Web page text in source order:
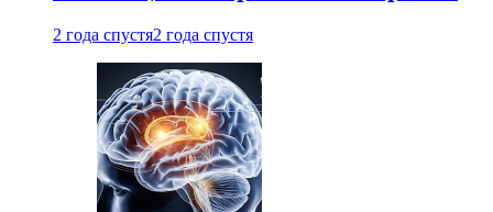
2 года спустя2 года спустя